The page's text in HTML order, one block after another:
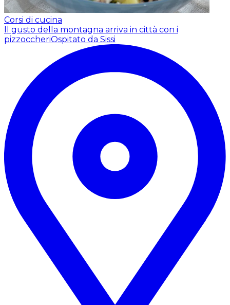
Corsi di cucina
Il gusto della montagna arriva in città con i
pizzoccheriOspitato da Sissi